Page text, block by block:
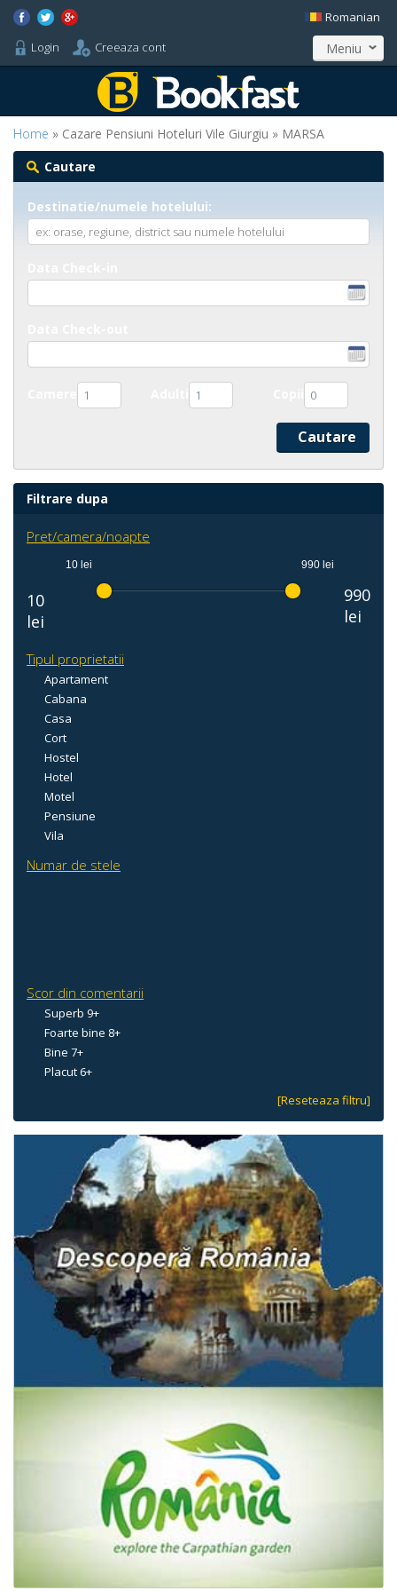
Login Creeaza cont
Romanian
Meniu
Home » Cazare Pensiuni Hoteluri Vile Giurgiu » MARSA
Cautare
Destinatie/numele hotelului:
1 1 0
Filtrare dupa
Pret/camera/noapte
10
lei
10 lei 990 lei
990
lei
Tipul proprietatii
Apartament
Cabana
Casa
Cort
Hostel
Hotel
Motel
Pensiune
Vila
Numar de stele
Scor din comentarii
Superb 9+
Foarte bine 8+
Bine 7+
Placut 6+
[Reseteaza filtru]